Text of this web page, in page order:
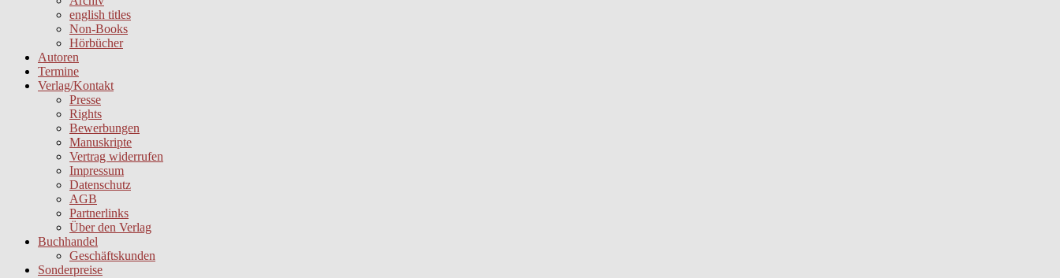
english titles
Non-Books
Hörbücher
Autoren
Termine
Verlag/Kontakt
Presse
Rights
Bewerbungen
Manuskripte
Vertrag widerrufen
Impressum
Datenschutz
AGB
Partnerlinks
Über den Verlag
Buchhandel
Geschäftskunden
Sonderpreise